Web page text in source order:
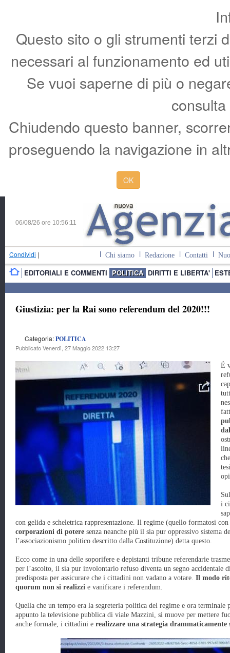
Questo sito o gli strumenti terzi
necessari al funzionamento ed
Se vuoi saperne di più o
Chiudendo questo banner,
proseguendo la navigazione in
OK
06/08/26 ore 10:56:12
Condividi | Chi siamo Redazione Contatti
EDITORIALI E COMMENTI POLITICA DIRITTI E LIBERTA'
Giustizia: per la Rai sono referendum del 2020!!!
Categoria:POLITICA
Pubblicato Venerdì, 27 Maggio 2022 13:27
É
i
con gelida e scheletrica rappresentazione. Il regime (quello formatosi
corporazioni di potere senza neanche più il sia pur oppressivo sistema
l’associazionismo politico descritto dalla Costituzione) detta questo.
Ecco come in una delle soporifere e depistanti tribune referendarie
per l’ascolto, il sia pur involontario refuso diventa un segno accidentale
predisposta per assicurare che i cittadini non vadano a votare. Il modo
quorum non si realizzi e vanificare i referendum.
Quella che un tempo era la segreteria politica del regime e ora terminale
appunto la televisione pubblica di viale Mazzini, si muove per mettere
anche formale, i cittadini e realizzare una strategia drammaticamente